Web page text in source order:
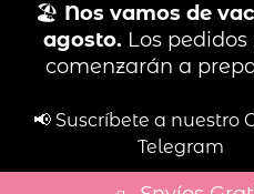
🏖️ Nos vamos de
agosto. Los
comenzarán a
📢 Suscríbete a nuestro
Telegram